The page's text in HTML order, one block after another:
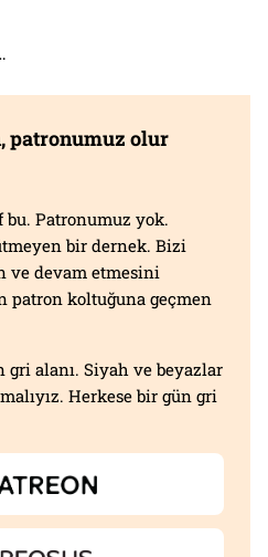
patronumuz olur
Patronumuz yok.
bir dernek. Bizi
ve devam etmesini
patron koltuğuna geçmen
gri alanı. Siyah ve beyazlar
Herkese bir gün gri